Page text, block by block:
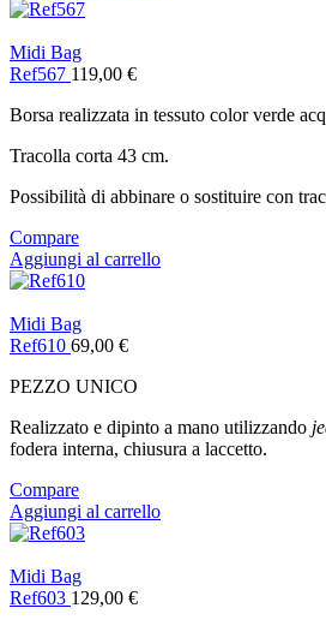
Midi Bag
Ref567 119,00 €
Borsa realizzata in tessuto color verde
Tracolla corta 43 cm.
Possibilità di abbinare o sostituire con
Compare
Aggiungi al carrello
Midi Bag
Ref610 69,00 €
PEZZO UNICO
Realizzato e dipinto a mano utilizzando
fodera interna, chiusura a laccetto.
Compare
Aggiungi al carrello
Midi Bag
Ref603 129,00 €